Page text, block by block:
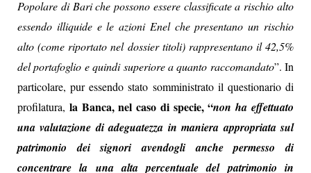
Popolare di Bari che possono essere classificate a rischio alto
essendo illiquide e le azioni Enel che presentano un rischio
alto (come riportato nel dossier titoli) rappresentano il 42,5%
del portafoglio e quindi superiore a quanto raccomandato”. In
particolare, pur essendo stato somministrato il questionario di
profilatura, la Banca, nel caso di specie, “non ha effettuato
una valutazione di adeguatezza in maniera appropriata sul
patrimonio dei signori avendogli anche permesso di
concentrare la una alta percentuale del patrimonio in